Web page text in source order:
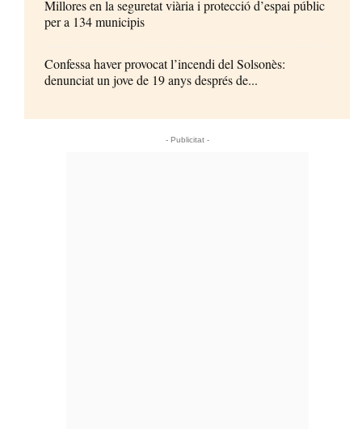
Millores en la seguretat viària i protecció d’espai públic
per a 134 municipis
Confessa haver provocat l’incendi del Solsonès:
denunciat un jove de 19 anys després de...
- Publicitat -